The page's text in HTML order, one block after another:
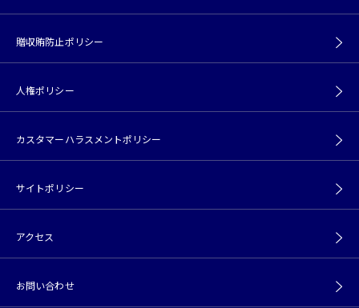
贈収賄防止ポリシー
人権ポリシー
カスタマーハラスメントポリシー
サイトポリシー
アクセス
お問い合わせ